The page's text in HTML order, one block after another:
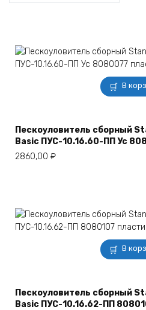
В
Пескоуловитель сборный
Basic ПУC-10.16.60-ПП Ус
2860,00 ₽
В
Пескоуловитель сборный
Basic ПУС-10.16.62-ПП